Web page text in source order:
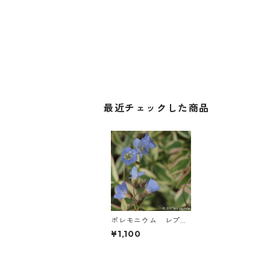
最近チェックした商品
ポレモニウム レプタ
ンス ’ステアウェイ・
トゥ・ヘヴン’
¥1,100